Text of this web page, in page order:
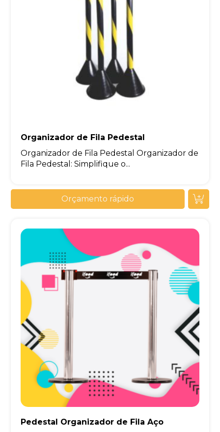
Organizador de Fila Pedestal
Organizador de Fila Pedestal Organizador de
Fila Pedestal: Simplifique o...
Orçamento rápido
Pedestal Organizador de Fila Aço